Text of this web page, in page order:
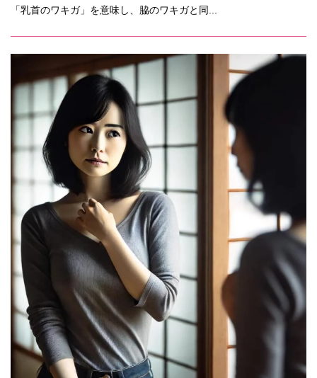
「乳首のワキガ」を意味し、脇のワキガと同...